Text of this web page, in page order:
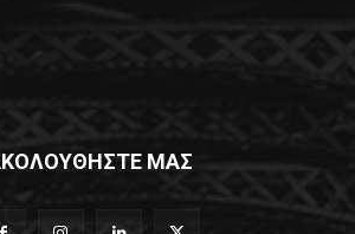
ΜΑΣ